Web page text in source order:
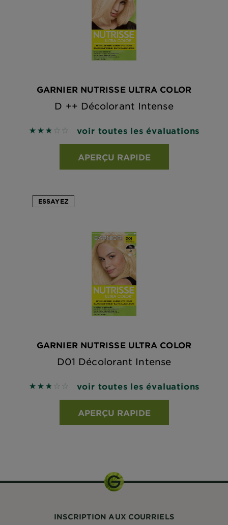
GARNIER NUTRISSE ULTRA COLOR
D ++ Décolorant Intense
2.8 out of 5 stars based on reviews
voir toutes les évaluations
APERÇU RAPIDE
ESSAYEZ
GARNIER NUTRISSE ULTRA COLOR
D01 Décolorant Intense
2.75 out of 5 stars based on reviews
voir toutes les évaluations
APERÇU RAPIDE
INSCRIPTION AUX COURRIELS